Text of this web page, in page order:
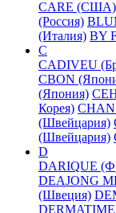
CARE (США)
(Россия)
(Италия) BY
C
CADIVEU
CBON
(Япония)
Корея)
(Швейцария)
(Швейцария)
D
DARIQUE
DEAJONG
(Швеция)